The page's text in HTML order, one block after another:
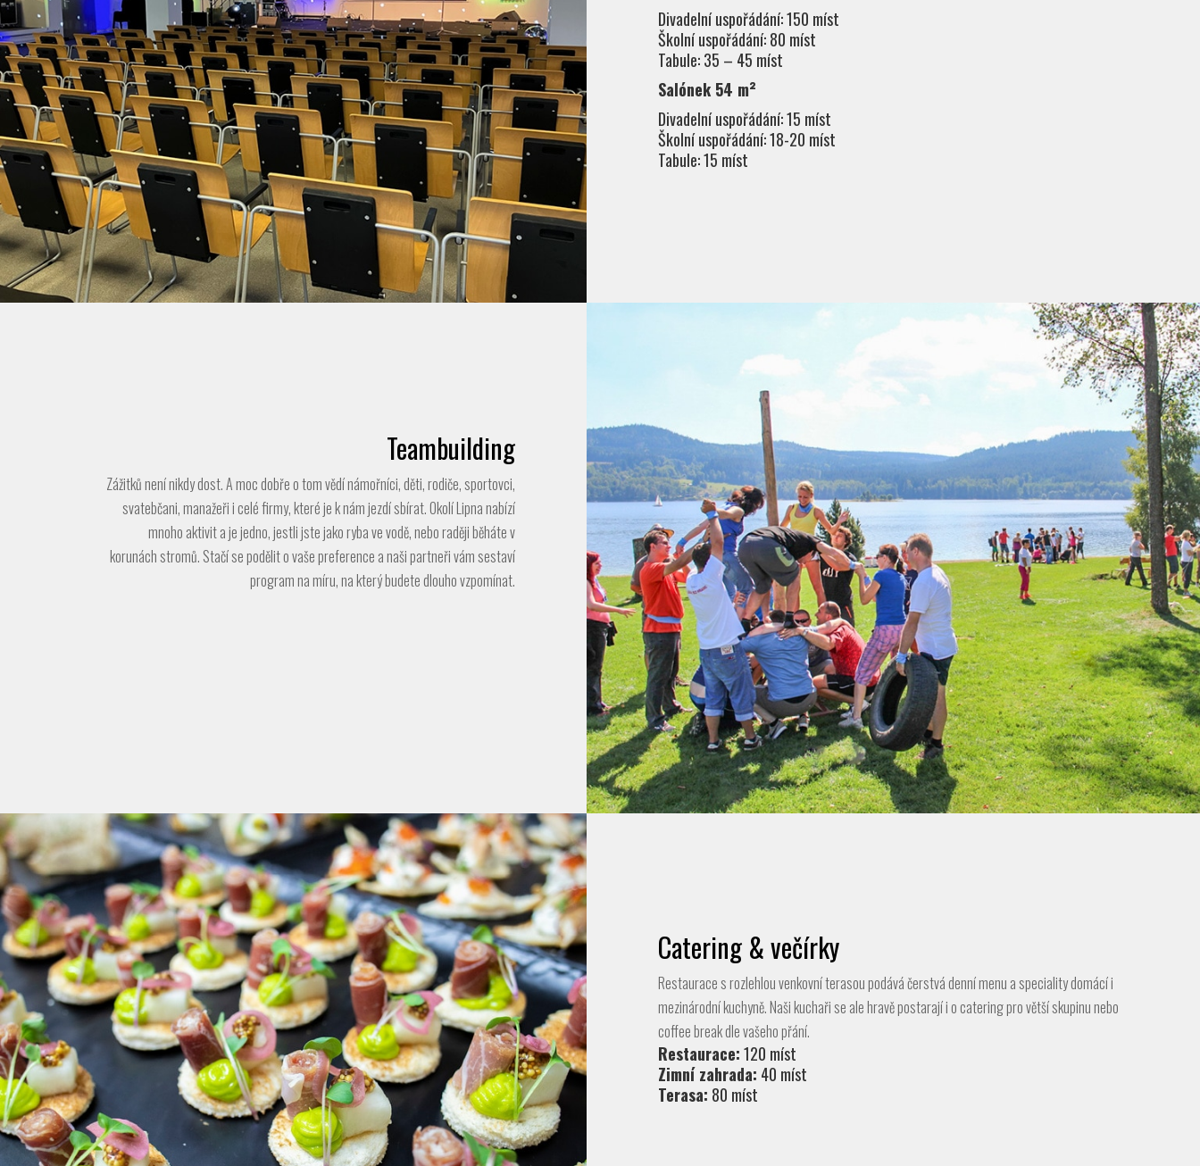
Divadelní uspořádání: 150 míst
Školní uspořádání: 80 míst
Tabule: 35 – 45 míst
Salónek 54 m²
Divadelní uspořádání: 15 míst
Školní uspořádání: 18-20 míst
Tabule: 15 míst
Teambuilding
Zážitků není nikdy dost. A moc dobře o tom vědí námořníci, děti, rodiče, sportovci,
svatebčani, manažeři i celé firmy, které je k nám jezdí sbírat. Okolí Lipna nabízí
mnoho aktivit a je jedno, jestli jste jako ryba ve vodě, nebo raději běháte v
korunách stromů. Stačí se podělit o vaše preference a naši partneři vám sestaví
program na míru, na který budete dlouho vzpomínat.
Catering & večírky
Restaurace s rozlehlou venkovní terasou podává čerstvá denní menu a speciality domácí i
mezinárodní kuchyně. Naši kuchaři se ale hravě postarají i o catering pro větší skupinu nebo
coffee break dle vašeho přání.
Restaurace:120 míst
Zimní zahrada: 40 míst
Terasa: 80 míst